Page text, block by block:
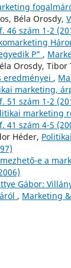
Béla Orosdy,
46 szám 1-2
P" ,
Orosdy, Tibor
eredményei ,
marketing,
51 szám 1-2
marketing
41 szám 4-5
Héder,
e a
Gábor:
, Marketing